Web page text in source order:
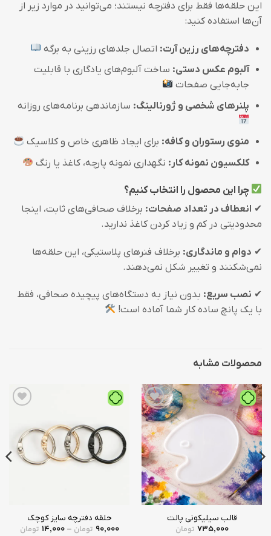
این حلقه‌ها فقط برای دفترچه نیستند؛ می‌توانید در موارد زیر از
آن‌ها استفاده کنید:
دفترچه‌های رزین آرت: اتصال جلدهای رزینی به برگه
آلبوم عکس دستی: ساخت آلبوم‌های یادگاری با قابلیت
جابه‌جایی صفحات
پلنرهای شخصی و ژورنالینگ: سازماندهی برنامه‌های روزانه
منوی رستوران و کافه: برای ایجاد ظاهری خاص و کلاسیک
کلکسیون نمونه کار: نگهداری نمونه پارچه، کاغذ یا رنگ
چرا این محصول را انتخاب کنیم؟
✔ انعطاف در تعداد صفحات: برخلاف صحافی‌های ثابت، اینجا
محدودیتی در کم و زیاد کردن کاغذ ندارید.
✔ دوام و ماندگاری: برخلاف فنرهای پلاستیکی، این حلقه‌ها
نمی‌شکنند و تغییر شکل نمی‌دهند.
✔ نصب سریع: بدون نیاز به دستگاه‌های پیچیده صحافی، فقط
با یک پانچ ساده کار شما آماده است!
محصولات مشابه
افزودن
به
علاقه
مندی
ها
قالب سیلیکونی پالت
735,000 تومان
علاقه
مندی
ها
حلقه دفترچه سایز کوچک
90,000 تومان –
14,000 تومان